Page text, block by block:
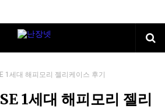
1세대 해피모리 젤리케이스 후기
1세대 해피모리 젤리